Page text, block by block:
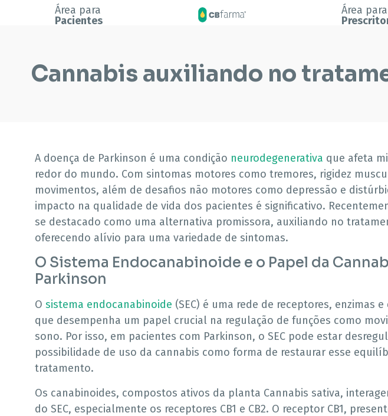
Área para
Pacientes
Área para
Cannabis auxiliando no
A doença de Parkinson é uma condição neurodegenerativa que afeta
redor do mundo. Com sintomas motores como tremores, rigidez
movimentos, além de desafios não motores como depressão e
impacto na qualidade de vida dos pacientes é significativo.
se destacado como uma alternativa promissora, auxiliando no
oferecendo alívio para uma variedade de sintomas.
O Sistema Endocanabinoide e o Papel da
Parkinson
O sistema endocanabinoide (SEC) é uma rede de receptores, enzimas
que desempenha um papel crucial na regulação de funções como
sono. Por isso, em pacientes com Parkinson, o SEC pode estar
possibilidade de uso da cannabis como forma de restaurar esse
tratamento.
Os canabinoides, compostos ativos da planta Cannabis sativa,
do SEC, especialmente os receptores CB1 e CB2. O receptor CB1,